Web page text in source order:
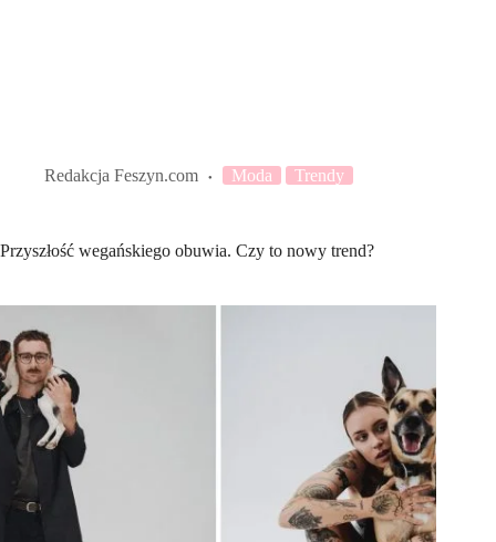
Redakcja Feszyn.com Moda Trendy
Przyszłość wegańskiego obuwia. Czy to nowy trend?